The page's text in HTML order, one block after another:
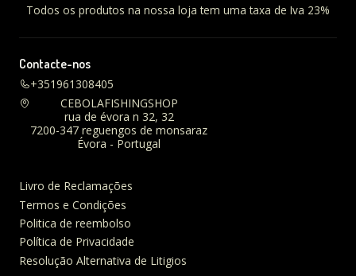
Todos os produtos na nossa loja tem uma taxa de Iva 23%
Contacte-nos
+351961308405
CEBOLAFISHINGSHOP
rua de évora n 32, 32
7200-347 reguengos de monsaraz
Évora - Portugal
Livro de Reclamações
Termos e Condições
Politica de reembolso
Política de Privacidade
Resolução Alternativa de Litigios